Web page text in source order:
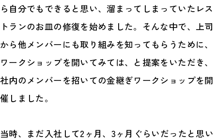
ら自分でもできると思い、溜まってしまっていたレス
トランのお皿の修復を始めました。そんな中で、上司
から他メンバーにも取り組みを知ってもらうために、
ワークショップを開いてみては、と提案をいただき、
社内のメンバーを招いての金継ぎワークショップを開
催しました。
当時、まだ入社して2ヶ月、3ヶ月ぐらいだったと思い